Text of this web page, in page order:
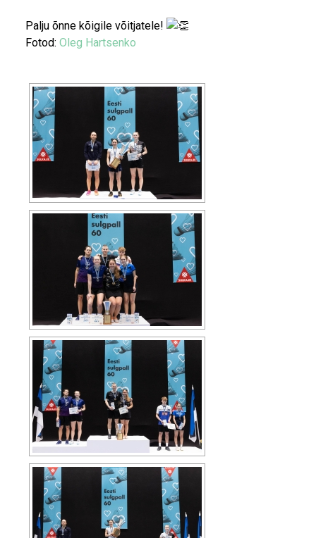
Palju õnne kõigile võitjatele!
Fotod: Oleg Hartsenko